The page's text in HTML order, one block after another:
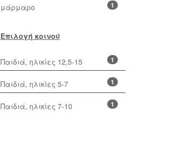
1
μάρμαρο
Επιλογή κοινού
1
Παιδιά, ηλικίες 12,5-15
1
Παιδιά, ηλικίες 5-7
1
Παιδιά, ηλικίες 7-10